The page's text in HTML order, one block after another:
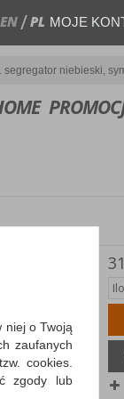
EN PL MOJE
niej o Twoją
zaufanych
cookies.
zgody lub